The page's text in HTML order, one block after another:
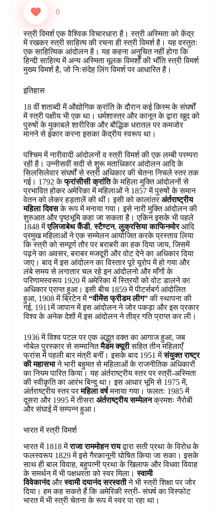
e
b
o
o
k
e
s
t
A
p
p
I
n
o
a
r
d
g
e
r
r
a
m
0
स्त्री विमर्श एक वैश्विक विचारधारा है। स्त्री अस्मिता को केंद्र
में रखकर स्त्री साहित्य की रचना ही स्त्री विमर्श है। यह वस्तुतः
एक साहित्यिक आंदोलन है। यह कहना अनुचित नहीं होगा कि
हिन्दी साहित्य में अन्य अस्मिता मूलक विमर्शों की भाँति स्त्री विमर्श
मुख्य विमर्श है, जो निःसंदेह लिंग विमर्श पर आधारित है।
इतिहास
18 वीं शताब्दी में औद्योगिक क्रांति के दौरान कई किस्म के संघर्षों
में स्त्री पक्षीय भी एक था। धर्मशास्त्र और कानून के द्वारा खुद को
पुरुषों के मुकाबले शारीरिक और बौद्धिक धरातल पर कमजोर
मानने से इंकार करना इसका केंद्रीय स्वरूप था।
पश्चिम में नारीवादी आंदोलनों व स्त्री विमर्श की एक लम्बी परम्परा
रही है। उन्नीसवीं सदी से शुरू मताधिकार आंदोलन आदि के
सिलसिलेवार संघर्षों से स्त्री अधिकार की चेतना निचले स्तर तक
गई। 1792 केफ्रांसीसी क्रांतिके महिला मुक्ति आंदोलनों से
प्रभावित होकर अमेरिका में महिलाओं ने 1857 में पुरुषों के समान
वेतन को लेकर हड़तालें की थीं। इसी को कालांतरअंर्तराष्ट्रीय
महिला दिवसके रूप में मनाया गया। इसे नारी मुक्ति आंदोलन की
शुरुआत और पृष्ठभूमि कहा जा सकता है। एकिन इसके भी पहले
1848 मेंएलिजाबेथ कैंडी,स्टैण्टन,लुक्रसिया काफिनमोरआदि
प्रमुख महिलाओं ने एक सम्मेलन आयोजित करके प्रस्ताव लिया
कि स्त्री को सम्पूर्ण तौर पर बराबरी का हक दिया जाय, जिसमें
पढ़ने का अवसर, बराबर मजदूरी और वोट देने का अधिकार दिया
जाए। बाद में इस आंदोलन का विस्तार पूरे यूरोप में हो गया और
लंबे समय से लगातार चल रहे इन आंदोलनो और माँगों के
परिणामस्वरूप 1920 में अमेरिका में स्त्रियों को वोट डालने का
अधिकार प्राप्त हुआ। इसी बीच 1859 में पीटर्सबर्ग आंदोलित
हुआ, 1908 में ब्रिटेन में“वीमेंस फ्रीडम लीग”की स्थापना की
गई, 1911में जापान में इस आंदोलन ने जोर पकड़ा और इस प्रकार
विश्व के अनेक देशों में इस आंदोलन ने तीव्र गति प्राप्त कर ली।
1936 में विश्व पटल पर एक अद्भुत वक्त का आगाज हुआ, जब
नोबेल पुरस्कार से सम्मानितमैडम क्यूरीसहित तीन महिलाएँ
फ्रांस में पहली बार मंत्री बनीं। इसके बाद 1951 मेंसंयुक्त राष्ट्र
की महासभाने भारी बहुमत से महिलाओं के राजनीतिक अधिकारों
का नियम पारित किया। यह अंर्तराष्ट्रीय स्तर पर स्त्री-अस्मिता
की स्वीकृति का आरंभ बिन्दु था। इस आधार भूमि से 1975 में,
अंर्तराष्ट्रीय स्तर परमहिला वर्षमनाया गया। फलतः 1985 में
दूसरा और 1995 में तीसरा अंर्तराष्ट्रीय सम्मेलनक्रमशः नैरोबी
और संघाई में सम्पन्न हुआ।
भारत में स्त्री विमर्श
भारत में 1818 मेंराजा राममोहन रायद्वारा सती प्रथा के विरोध के
फलस्वरूप 1829 में इसे गैरकानूनी घोषित किया जा सका। इसके
साथ ही बाल विवाह, बहुपत्नी प्रथा के खिलाफ और विधवा विवाह
के समर्थन में भी पक्षधरता को स्वर मिला।स्वामी
विवेकानंदऔरस्वामी दयानंद सरस्वतीने भी स्त्री शिक्षा पर जोर
दिया। हम कह सकते हैं कि अमेरिकी स्त्री- संघर्ष का विस्फोट
भारत में भी स्त्री चेतना के रूप में स्वर पा रहा था।